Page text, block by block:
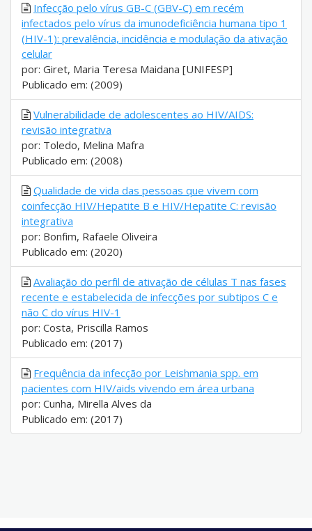
Infecção pelo vírus GB-C (GBV-C) em recém
infectados pelo vírus da imunodeficiência humana tipo 1
(HIV-1): prevalência, incidência e modulação da ativação
celular
por: Giret, Maria Teresa Maidana [UNIFESP]
Publicado em: (2009)
Vulnerabilidade de adolescentes ao HIV/AIDS:
revisão integrativa
por: Toledo, Melina Mafra
Publicado em: (2008)
Qualidade de vida das pessoas que vivem com
coinfecção HIV/Hepatite B e HIV/Hepatite C: revisão
integrativa
por: Bonfim, Rafaele Oliveira
Publicado em: (2020)
Avaliação do perfil de ativação de células T nas fases
recente e estabelecida de infecções por subtipos C e
não C do vírus HIV-1
por: Costa, Priscilla Ramos
Publicado em: (2017)
Frequência da infecção por Leishmania spp. em
pacientes com HIV/aids vivendo em área urbana
por: Cunha, Mirella Alves da
Publicado em: (2017)